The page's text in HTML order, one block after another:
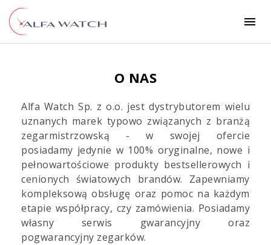
O NAS
Alfa Watch Sp. z o.o. jest dystrybutorem wielu
uznanych marek typowo związanych z branżą
zegarmistrzowską - w swojej ofercie
posiadamy jedynie w 100% oryginalne, nowe i
pełnowartościowe produkty bestsellerowych i
cenionych światowych brandów. Zapewniamy
kompleksową obsługę oraz pomoc na każdym
etapie współpracy, czy zamówienia. Posiadamy
własny serwis gwarancyjny oraz
pogwarancyjny zegarków.